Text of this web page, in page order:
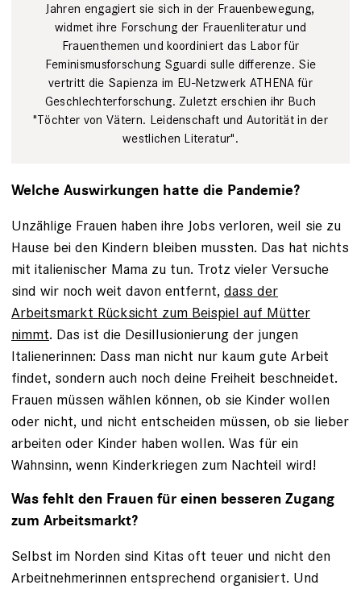
Jahren engagiert sie sich in der Frauenbewegung,
widmet ihre Forschung der Frauenliteratur und
Frauenthemen und koordiniert das Labor für
Feminismusforschung Sguardi sulle differenze. Sie
vertritt die Sapienza im EU-Netzwerk ATHENA für
Geschlechterforschung. Zuletzt erschien ihr Buch
"Töchter von Vätern. Leidenschaft und Autorität in der
westlichen Literatur".
Welche Auswirkungen hatte die Pandemie?
Unzählige Frauen haben ihre Jobs verloren, weil sie zu
Hause bei den Kindern bleiben mussten. Das hat nichts
mit italienischer Mama zu tun. Trotz vieler Versuche
sind wir noch weit davon entfernt, dass der
Arbeitsmarkt Rücksicht zum Beispiel auf Mütter
nimmt. Das ist die Desillusionierung der jungen
Italienerinnen: Dass man nicht nur kaum gute Arbeit
findet, sondern auch noch deine Freiheit beschneidet.
Frauen müssen wählen können, ob sie Kinder wollen
oder nicht, und nicht entscheiden müssen, ob sie lieber
arbeiten oder Kinder haben wollen. Was für ein
Wahnsinn, wenn Kinderkriegen zum Nachteil wird!
Was fehlt den Frauen für einen besseren Zugang
zum Arbeitsmarkt?
Selbst im Norden sind Kitas oft teuer und nicht den
Arbeitnehmerinnen entsprechend organisiert. Und